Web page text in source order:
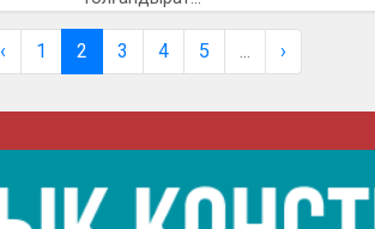
‹ 1 2 3 4 5 ... ›